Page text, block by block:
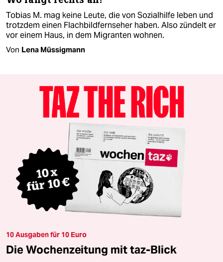
Tobias M. mag keine Leute, die von Sozialhilfe leben und
trotzdem einen Flachbildfernseher haben. Also zündelt er
vor einem Haus, in dem Migranten wohnen.
Von Lena Müssigmann
10 Ausgaben für 10 Euro
Die Wochenzeitung mit taz-Blick